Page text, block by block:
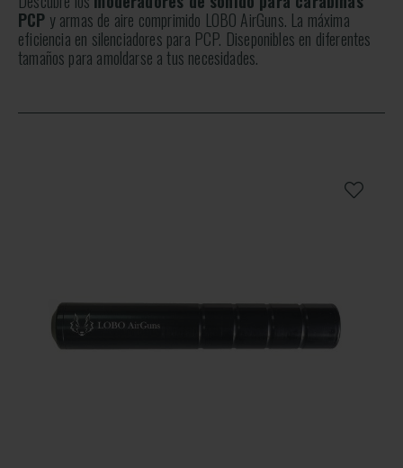
PCP y armas de aire comprimido LOBO AirGuns. La máxima
eficiencia en silenciadores para PCP. Diseponibles en diferentes
tamaños para amoldarse a tus necesidades.